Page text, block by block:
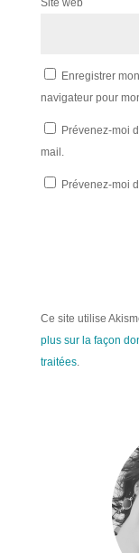
Enregistrer
navigateur pour
Prévenez-moi
mail.
Prévenez-moi
Ce site utilise
plus sur la façon
traitées.